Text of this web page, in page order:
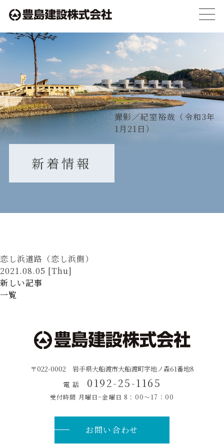
toggle
新着情報
撮影／紀室裕哉（令和3年
1月21日）
恋し浜道路（恋し浜側）
2021.08.05 [Thu]
新しい記事
一覧
〒022-0002 岩手県大船渡市大船渡町字地ノ森61番地8
電 話
0192-25-1165
受付時間 月曜日~金曜日 8：00〜17：00
お問い合わせ